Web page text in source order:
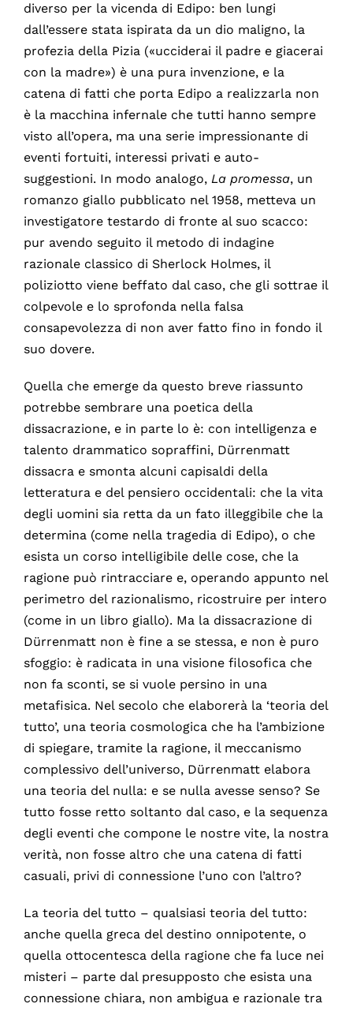
diverso per la vicenda di Edipo: ben lungi
dall’essere stata ispirata da un dio maligno, la
profezia della Pizia («ucciderai il padre e giacerai
con la madre») è una pura invenzione, e la
catena di fatti che porta Edipo a realizzarla non
è la macchina infernale che tutti hanno sempre
visto all’opera, ma una serie impressionante di
eventi fortuiti, interessi privati e auto-
suggestioni. In modo analogo, La promessa, un
romanzo giallo pubblicato nel 1958, metteva un
investigatore testardo di fronte al suo scacco:
pur avendo seguito il metodo di indagine
razionale classico di Sherlock Holmes, il
poliziotto viene beffato dal caso, che gli sottrae il
colpevole e lo sprofonda nella falsa
consapevolezza di non aver fatto fino in fondo il
suo dovere.
Quella che emerge da questo breve riassunto
potrebbe sembrare una poetica della
dissacrazione, e in parte lo è: con intelligenza e
talento drammatico sopraffini, Dürrenmatt
dissacra e smonta alcuni capisaldi della
letteratura e del pensiero occidentali: che la vita
degli uomini sia retta da un fato illeggibile che la
determina (come nella tragedia di Edipo), o che
esista un corso intelligibile delle cose, che la
ragione può rintracciare e, operando appunto nel
perimetro del razionalismo, ricostruire per intero
(come in un libro giallo). Ma la dissacrazione di
Dürrenmatt non è fine a se stessa, e non è puro
sfoggio: è radicata in una visione filosofica che
non fa sconti, se si vuole persino in una
metafisica. Nel secolo che elaborerà la ‘teoria del
tutto’, una teoria cosmologica che ha l’ambizione
di spiegare, tramite la ragione, il meccanismo
complessivo dell’universo, Dürrenmatt elabora
una teoria del nulla: e se nulla avesse senso? Se
tutto fosse retto soltanto dal caso, e la sequenza
degli eventi che compone le nostre vite, la nostra
verità, non fosse altro che una catena di fatti
casuali, privi di connessione l’uno con l’altro?
La teoria del tutto – qualsiasi teoria del tutto:
anche quella greca del destino onnipotente, o
quella ottocentesca della ragione che fa luce nei
misteri – parte dal presupposto che esista una
connessione chiara, non ambigua e razionale tra